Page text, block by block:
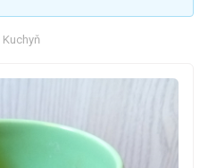
Kuchyň